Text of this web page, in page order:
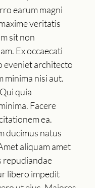
earum magni
veritatis
sit non
Ex occaecati
eveniet architecto
minima nisi aut.
quia
Facere
ea.
ducimus natus
aliquam amet
repudiandae
libero impedit